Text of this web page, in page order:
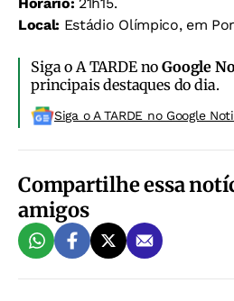
Local: Estádio Olímpico, em
Siga o A TARDE noGoogle
principais destaques do dia.
Siga o A TARDE no Google
Compartilhe essa
amigos